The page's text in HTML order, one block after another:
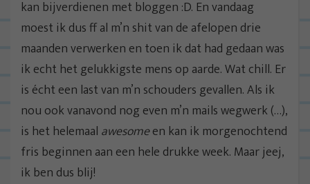
kan bijverdienen met bloggen :D. En vandaag
moest ik dus ff al m’n shit van de afelopen drie
maanden verwerken en toen ik dat had gedaan was
ik echt het gelukkigste mens op aarde. Wat chill. Er
is écht een last van m’n schouders gevallen. Als ik
nou ook vanavond nog even m’n mails wegwerk (…),
is het helemaal awesomeen kan ik morgenochtend
fris beginnen aan een hele drukke week. Maar jeej,
ik ben dus blij!